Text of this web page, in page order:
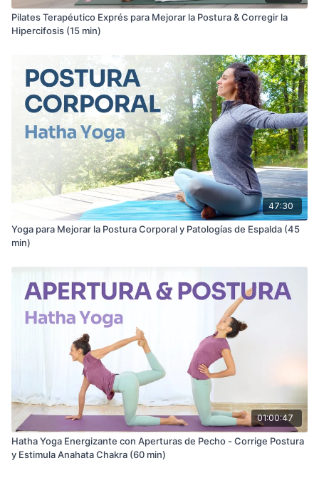
Pilates Terapéutico Exprés para Mejorar la Postura & Corregir la
Hipercifosis (15 min)
47:30
Yoga para Mejorar la Postura Corporal y Patologías de Espalda (45
min)
01:00:47
Hatha Yoga Energizante con Aperturas de Pecho - Corrige Postura
y Estimula Anahata Chakra (60 min)